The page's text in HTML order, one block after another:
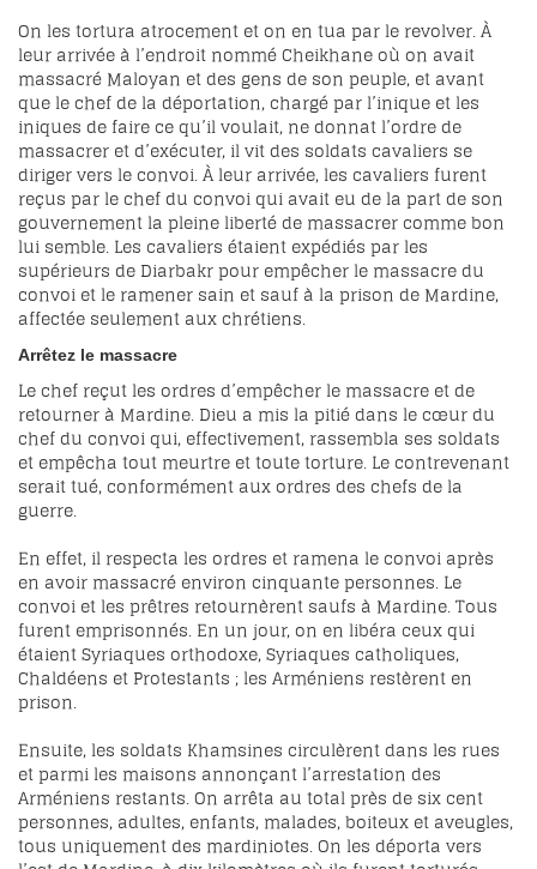
On les tortura atrocement et on en tua par le revolver. À
leur arrivée à l’endroit nommé Cheikhane où on avait
massacré Maloyan et des gens de son peuple, et avant
que le chef de la déportation, chargé par l’inique et les
iniques de faire ce qu’il voulait, ne donnat l’ordre de
massacrer et d’exécuter, il vit des soldats cavaliers se
diriger vers le convoi. À leur arrivée, les cavaliers furent
reçus par le chef du convoi qui avait eu de la part de son
gouvernement la pleine liberté de massacrer comme bon
lui semble. Les cavaliers étaient expédiés par les
supérieurs de Diarbakr pour empêcher le massacre du
convoi et le ramener sain et sauf à la prison de Mardine,
affectée seulement aux chrétiens.
Arrêtez le massacre
Le chef reçut les ordres d’empêcher le massacre et de
retourner à Mardine. Dieu a mis la pitié dans le cœur du
chef du convoi qui, effectivement, rassembla ses soldats
et empêcha tout meurtre et toute torture. Le contrevenant
serait tué, conformément aux ordres des chefs de la
guerre.
En effet, il respecta les ordres et ramena le convoi après
en avoir massacré environ cinquante personnes. Le
convoi et les prêtres retournèrent saufs à Mardine. Tous
furent emprisonnés. En un jour, on en libéra ceux qui
étaient Syriaques orthodoxe, Syriaques catholiques,
Chaldéens et Protestants ; les Arméniens restèrent en
prison.
Ensuite, les soldats Khamsines circulèrent dans les rues
et parmi les maisons annonçant l’arrestation des
Arméniens restants. On arrêta au total près de six cent
personnes, adultes, enfants, malades, boiteux et aveugles,
tous uniquement des mardiniotes. On les déporta vers